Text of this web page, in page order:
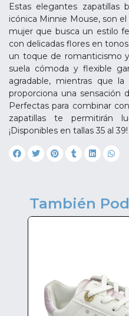
Estas elegantes zapatillas
icónica Minnie Mouse, son
mujer que busca un estilo
con delicadas flores en
un toque de romanticismo
suela cómoda y flexible
agradable, mientras que
proporciona una sensación
Perfectas para combinar
zapatillas te permitirán
¡Disponibles en tallas 35 al 39!
También